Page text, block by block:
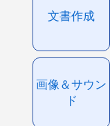
文書作成
画像＆サウン
ド